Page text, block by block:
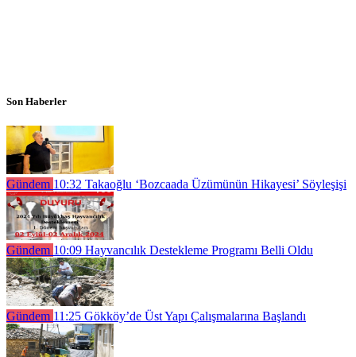
Son Haberler
Gündem 10:32 Takaoğlu ‘Bozcaada Üzümünün Hikayesi’ Söyleşişi
Gündem 10:09 Hayvancılık Destekleme Programı Belli Oldu
Gündem 11:25 Gökköy’de Üst Yapı Çalışmalarına Başlandı